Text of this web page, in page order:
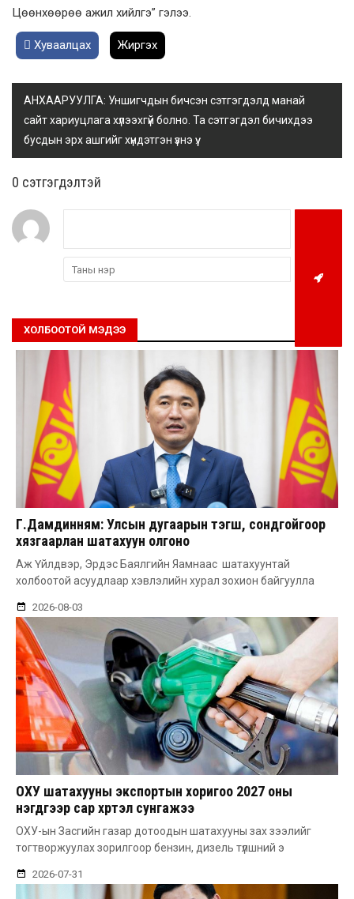
Цөөнхөөрөө ажил хийлгэ” гэлээ.
Хуваалцах Жиргэх
АНХААРУУЛГА: Уншигчдын бичсэн сэтгэгдэлд манай
сайт хариуцлага хүлээхгүй болно. Та сэтгэгдэл бичихдээ
бусдын эрх ашгийг хүндэтгэн үзнэ үү.
0 cэтгэгдэлтэй
ХОЛБООТОЙ МЭДЭЭ
Г.Дамдинням: Улсын дугаарын тэгш, сондгойгоор
хязгаарлан шатахуун олгоно
Аж Үйлдвэр, Эрдэс Баялгийн Яамнаас шатахуунтай
холбоотой асуудлаар хэвлэлийн хурал зохион байгуулла
2026-08-03
ОХУ шатахууны экспортын хоригоо 2027 оны
нэгдүгээр сар хүртэл сунгажээ
ОХУ-ын Засгийн газар дотоодын шатахууны зах зээлийг
тогтворжуулах зорилгоор бензин, дизель түлшний э
2026-07-31